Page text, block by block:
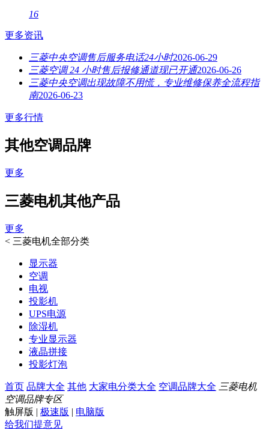
16
更多资讯
三菱中央空调售后服务电话24小时2026-06-29
三菱空调 24 小时售后报修通道现已开通2026-06-26
三菱中央空调出现故障不用慌，专业维修保养全流程指
南2026-06-23
更多行情
其他空调品牌
更多
三菱电机其他产品
更多
< 三菱电机全部分类
显示器
空调
电视
投影机
UPS电源
除湿机
专业显示器
液晶拼接
投影灯泡
首页 品牌大全 其他 大家电分类大全 空调品牌大全 三菱电机
空调品牌专区
触屏版 | 极速版 | 电脑版
给我们提意见